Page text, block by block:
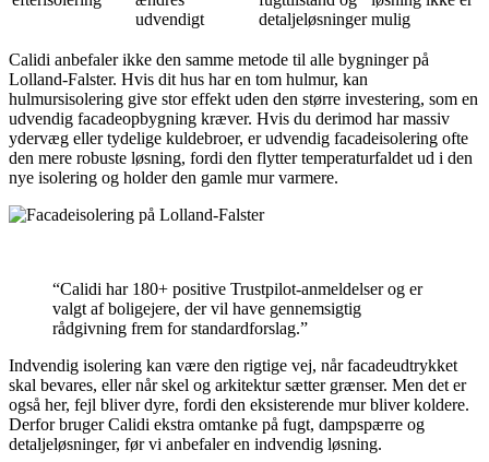
udvendigt
detaljeløsninger mulig
Calidi anbefaler ikke den samme metode til alle bygninger på
Lolland-Falster. Hvis dit hus har en tom hulmur, kan
hulmursisolering give stor effekt uden den større investering, som en
udvendig facadeopbygning kræver. Hvis du derimod har massiv
ydervæg eller tydelige kuldebroer, er udvendig facadeisolering ofte
den mere robuste løsning, fordi den flytter temperaturfaldet ud i den
nye isolering og holder den gamle mur varmere.
“Calidi har 180+ positive Trustpilot-anmeldelser og er
valgt af boligejere, der vil have gennemsigtig
rådgivning frem for standardforslag.”
Indvendig isolering kan være den rigtige vej, når facadeudtrykket
skal bevares, eller når skel og arkitektur sætter grænser. Men det er
også her, fejl bliver dyre, fordi den eksisterende mur bliver koldere.
Derfor bruger Calidi ekstra omtanke på fugt, dampspærre og
detaljeløsninger, før vi anbefaler en indvendig løsning.